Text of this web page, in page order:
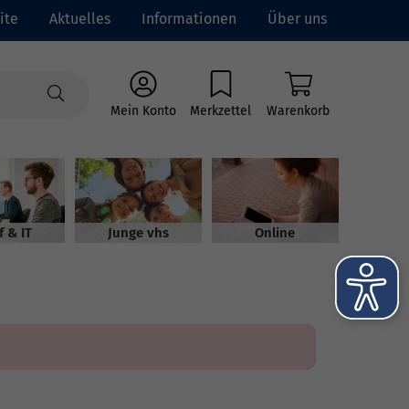
Aktuelles Informationen Über uns
Mein Konto Merkzettel Warenkorb
& IT Junge vhs Online